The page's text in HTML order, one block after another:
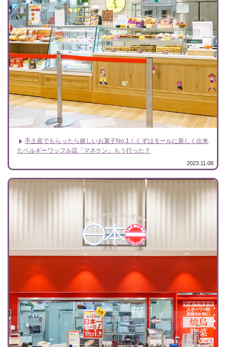
手土産でもらったら嬉しいお菓子No.1！くずはモールに新しく出来
たベルギーワッフル店「マネケン」もう行った？
2023.11.08